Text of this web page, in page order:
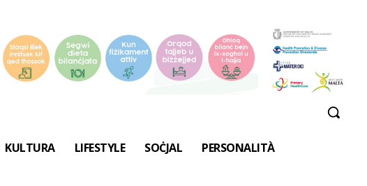
KULTURA LIFESTYLE SOĊJAL PERSONALITÀ